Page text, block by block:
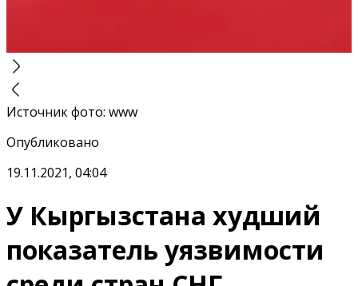
Источник фото: www
Опубликовано
19.11.2021, 04:04
У Кыргызстана худший
показатель уязвимости